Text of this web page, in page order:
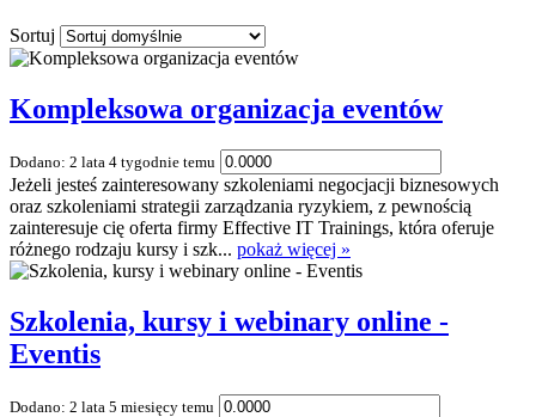
Sortuj
Kompleksowa organizacja eventów
Dodano: 2 lata 4 tygodnie temu
Jeżeli jesteś zainteresowany szkoleniami negocjacji biznesowych
oraz szkoleniami strategii zarządzania ryzykiem, z pewnością
zainteresuje cię oferta firmy Effective IT Trainings, która oferuje
różnego rodzaju kursy i szk... pokaż więcej »
Szkolenia, kursy i webinary online -
Eventis
Dodano: 2 lata 5 miesięcy temu